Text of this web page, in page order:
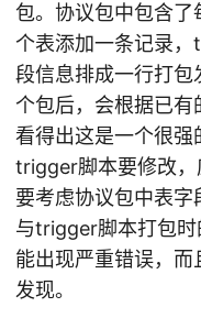
包。协议包中包含了
个表添加一条记录
段信息排成一行打包
个包后，会根据已有
看得出这是一个很强
trigger脚本要修改，
要考虑协议包中表
与trigger脚本打包时
能出现严重错误，
发现。